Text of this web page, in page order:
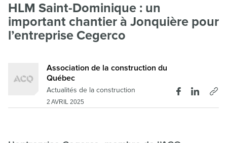
HLM Saint-Dominique : un
important chantier à Jonquière pour
l’entreprise Cegerco
Association de la construction du
Québec
Actualités de la construction
2 AVRIL 2025